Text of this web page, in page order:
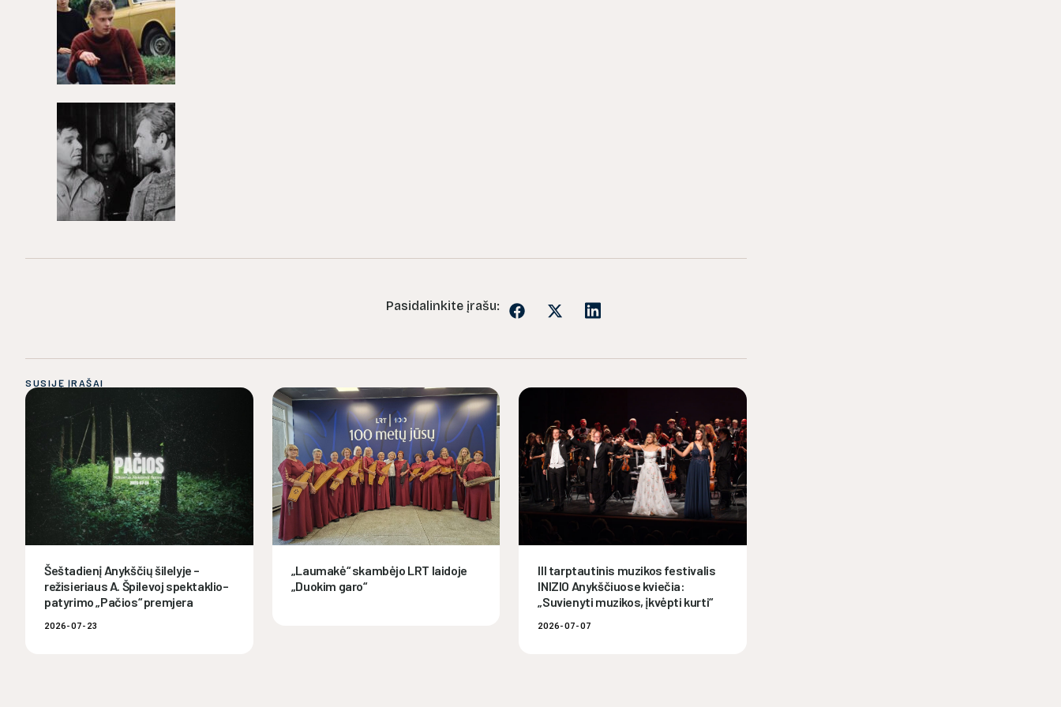
Pasidalinkite įrašu:
SUSIJĘ ĮRAŠAI
Šeštadienį Anykščių šilelyje –
režisieriaus A. Špilevoj spektaklio–
patyrimo „Pačios“ premjera
2026-07-23
„Laumakė“ skambėjo LRT laidoje
„Duokim garo“
III tarptautinis muzikos festivalis
INIZIO Anykščiuose kviečia:
„Suvienyti muzikos, įkvėpti kurti“
2026-07-07